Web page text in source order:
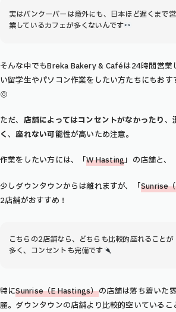
実はバンクーバーは意外にも、日本ほど遅くまで営
業しているカフェが多くないんです
そんな中でもBreka Bakery & Caféは24時間営業
い留学生やパソコン作業をしたい方たちにもおす
◎
ただ、 店舗によってはコンセントがなかったり、
く、座れない可能性が高いため注意。
作業をしたい方には、「W Hasting」の店舗と、
少しダウンタウンからは離れますが、「Sunrise
2店舗がおすすめ！
こちらの2店舗なら、どちらも比較的座れることが
多く、コンセントも完備です
特にSunrise（E Hastings）の店舗は落ち着いた
麗。ダウンタウンの店舗より比較的空いている